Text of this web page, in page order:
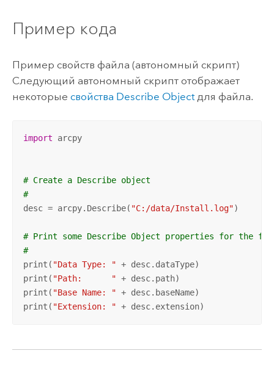
Пример кода
Пример свойств файла (автономный скрипт)
Следующий автономный скрипт отображает
некоторые свойства Describe Objectдля файла.
import arcpy
# Create a Describe object
#
desc = arcpy.Describe( "C:/data/Install.log")
# Print some Describe Object properties for the
#
print( "Data Type: " + desc.dataType)
print( "Path:      " + desc.path)
print( "Base Name: " + desc.baseName)
print( "Extension: " + desc.extension)